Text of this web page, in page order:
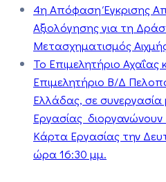
4η Απόφαση Έγκρισης
Αξιολόγησης για τη
Μετασχηματισμός
Το Επιμελητήριο Αχαΐας
Επιμελητήριο Β/Δ
Ελλάδας, σε
Εργασίας διοργανώνουν
Κάρτα Εργασίας την
ώρα 16:30 μμ.